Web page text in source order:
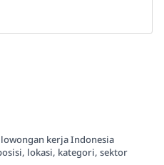
kerja Indonesia
lokasi, kategori, sektor